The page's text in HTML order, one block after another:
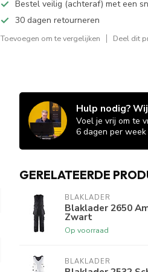
Bestel veilig (achteraf) met een
30 dagen retourneren
Toevoegen om te vergelijken Deel dit
Hulp nodig?
Voel je vrij om te
6 dagen per
GERELATEERDE
BLAKLADER
Blaklader 2650
Zwart
Op voorraad
BLAKLADER